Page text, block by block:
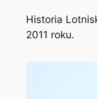
Historia
2011 roku.